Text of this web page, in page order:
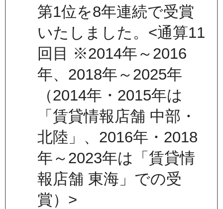
第1位を8年連続で受賞
いたしました。<通算11
回目 ※2014年～2016
年、2018年～2025年
（2014年・2015年は
「賃貸情報店舗 中部・
北陸」、2016年・2018
年～2023年は「賃貸情
報店舗 東海」での受
賞）>